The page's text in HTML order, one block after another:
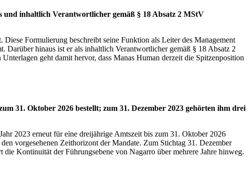
und inhaltlich Verantwortlicher gemäß § 18 Absatz 2 MStV
Formulierung beschreibt seine Funktion als Leiter des Management
Darüber hinaus ist er als inhaltlich Verantwortlicher gemäß § 18 Absatz 2
geht damit hervor, dass Manas Human derzeit die Spitzenposition
31. Oktober 2026 bestellt; zum 31. Dezember 2023 gehörten ihm drei
2023 erneut für eine dreijährige Amtszeit bis zum 31. Oktober 2026
vorgesehenen Zeithorizont der Mandate. Zum Stichtag 31. Dezember
Kontinuität der Führungsebene von Nagarro über mehrere Jahre hinweg.